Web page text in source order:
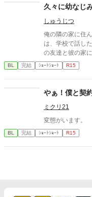
久々に幼なじ
しゅうじつ
俺の隣の家に住
は、学校で話し
の友達と彼の家
の家を懐かしん
幼なじみと2人き
BL 完結 ｼｮｰﾄｼｮｰﾄ R15
やぁ！僕と契
ミクリ21
変態がいます。
BL 完結 ｼｮｰﾄｼｮｰﾄ R15